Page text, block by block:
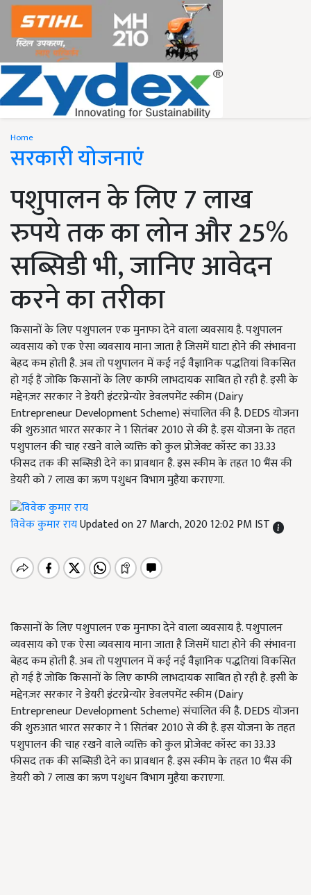
Home
सरकारी योजनाएं
पशुपालन के लिए 7 लाख
रुपये तक का लोन और 25%
सब्सिडी भी, जानिए आवेदन
करने का तरीका
किसानों के लिए पशुपालन एक मुनाफा देने वाला व्यवसाय है. पशुपालन
व्यवसाय को एक ऐसा व्यवसाय माना जाता है जिसमें घाटा होने की संभावना
बेहद कम होती है. अब तो पशुपालन में कई नई वैज्ञानिक पद्धतियां विकसित
हो गई हैं जोकि किसानों के लिए काफी लाभदायक साबित हो रही है. इसी के
मद्देनज़र सरकार ने डेयरी इंटरप्रेन्योर डेवलपमेंट स्कीम (Dairy
Entrepreneur Development Scheme) संचालित की है. DEDS योजना
की शुरुआत भारत सरकार ने 1 सितंबर 2010 से की है. इस योजना के तहत
पशुपालन की चाह रखने वाले व्यक्ति को कुल प्रोजेक्ट कॉस्ट का 33.33
फीसद तक की सब्सिडी देने का प्रावधान है. इस स्कीम के तहत 10 भैंस की
डेयरी को 7 लाख का ऋण पशुधन विभाग मुहैया कराएगा.
विवेक कुमार रायUpdated on 27 March, 2020 12:02 PM IST
किसानों के लिए पशुपालन एक मुनाफा देने वाला व्यवसाय है. पशुपालन
व्यवसाय को एक ऐसा व्यवसाय माना जाता है जिसमें घाटा होने की संभावना
बेहद कम होती है. अब तो पशुपालन में कई नई वैज्ञानिक पद्धतियां विकसित
हो गई हैं जोकि किसानों के लिए काफी लाभदायक साबित हो रही है. इसी के
मद्देनज़र सरकार ने डेयरी इंटरप्रेन्योर डेवलपमेंट स्कीम (Dairy
Entrepreneur Development Scheme) संचालित की है. DEDS योजना
की शुरुआत भारत सरकार ने 1 सितंबर 2010 से की है. इस योजना के तहत
पशुपालन की चाह रखने वाले व्यक्ति को कुल प्रोजेक्ट कॉस्ट का 33.33
फीसद तक की सब्सिडी देने का प्रावधान है. इस स्कीम के तहत 10 भैंस की
डेयरी को 7 लाख का ऋण पशुधन विभाग मुहैया कराएगा.